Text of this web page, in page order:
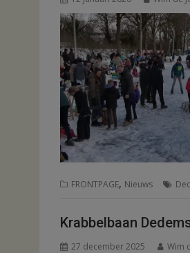
FRONTPAGE, Nieuws
Krabbelbaan
27 december 2025 Wim